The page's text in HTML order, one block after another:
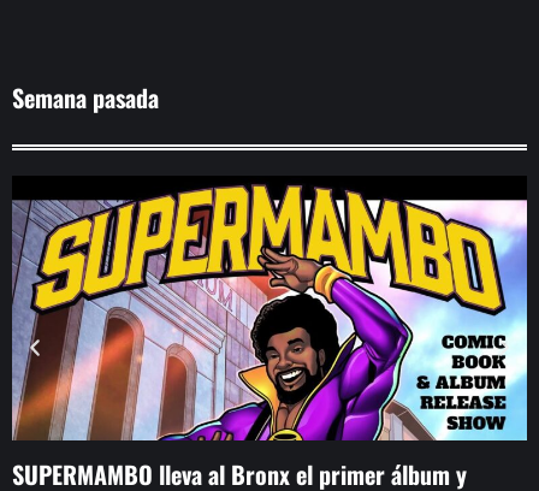
Semana pasada
SUPERMAMBO lleva al Bronx el primer álbum y